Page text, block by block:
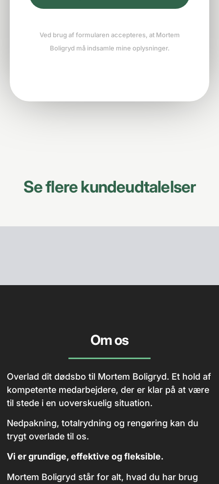
Ved brug af formularen accepteres, at Mortem
Boligryd må indsamle mine oplysninger.
Se flere kundeudtalelser
Om os
Overlad dit dødsbo til Mortem Boligryd. Et hold af
kompetente medarbejdere, der er klar på at være
til stede i en uoverskuelig situation.
Nedpakning, totalrydning og rengøring kan du
trygt overlade til os.
Vi er grundige, effektive og fleksible.
Mortem Boligryd står for alt, hvad du har brug